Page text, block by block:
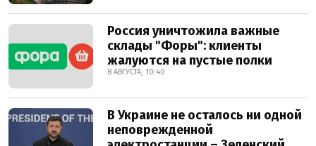
Россия уничтожила важные
склады "Форы": клиенты
жалуются на пустые полки
8 АВГУСТА, 10:40
В Украине не осталось ни одной
неповрежденной